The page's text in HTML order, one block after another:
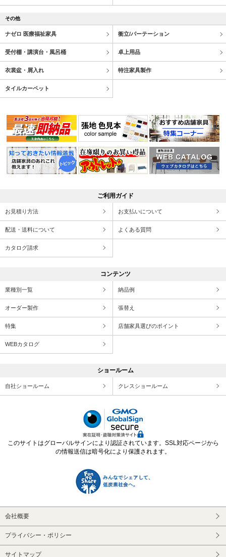
その他
ナゼロ 医療福祉家具 衝立/パーテーション
受付棚・講演台・風呂桶 卓上用品
衣裳盆・屑入れ 特注家具製作
タイルカーペット
ご利用ガイド
お見積り方法 お支払いについて
配送・送料について よくある質問
カタログ請求
コンテンツ
業種別一覧 納品例
オーダー製作 張替え
特集 店舗家具選びのポイント
WEBカタログ
ショールーム
自社ショールーム クレスショールーム
このサイトはグローバルサインにより認証されています。SSL対応ページから
の情報送信は暗号化により保護されます。
会社概要
プライバシー・ポリシー
サイトマップ